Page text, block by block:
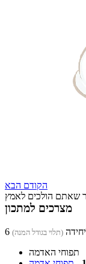
הקודם הבא
שאתם הולכים לאמץ
מצרכים למתכון
(תלוי בגודל המנה)
תפוחי האדמה